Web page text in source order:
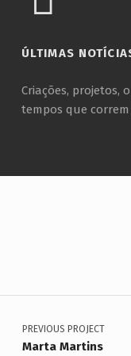
ÚLTIMAS
Criações, projetos,
tempos que correm
R
I
A
Navegação de artigos
PREVIOUS PROJECT
Marta Martins